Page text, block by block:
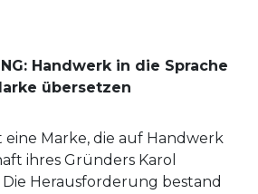
Handwerk in die Sprache
übersetzen
eine Marke, die auf Handwerk
ihres Gründers Karol
Herausforderung bestand